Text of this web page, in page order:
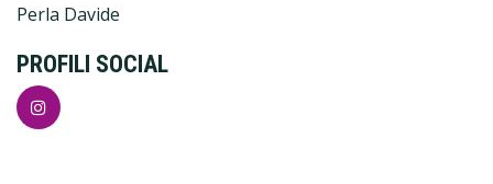
Perla Davide
PROFILI SOCIAL